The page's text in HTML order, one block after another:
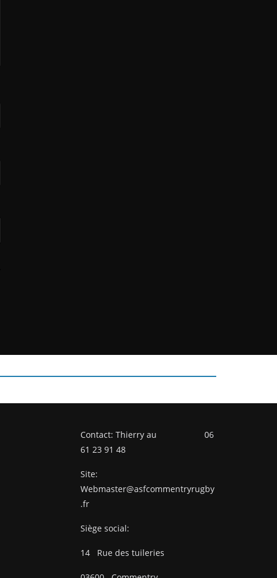
Contact: Thierry au 06
61 23 91 48
Site:
Webmaster@asfcommentryrugby
.fr
Siège social:
14 Rue des tuileries